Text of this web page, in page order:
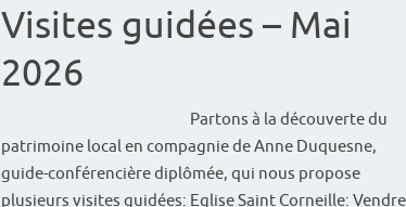
Visites guidées – Mai
2026
Partons à la découverte du
patrimoine local en compagnie de Anne Duquesne,
guide-conférencière diplômée, qui nous propose
plusieurs visites guidées: Eglise Saint Corneille: